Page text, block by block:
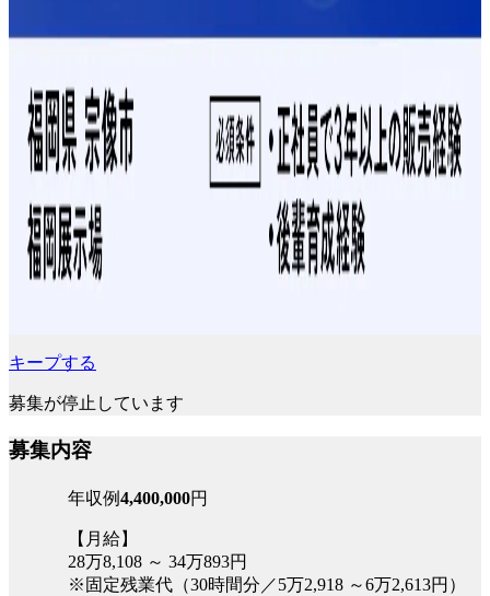
キープする
募集が停止しています
募集内容
年収例4,400,000円
【月給】
28万8,108 ～ 34万893円
※固定残業代（30時間分／5万2,918 ～6万2,613円）